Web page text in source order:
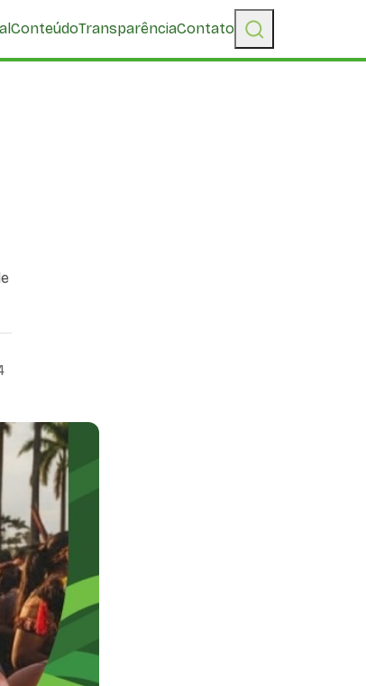
ConteúdoTransparênciaContato